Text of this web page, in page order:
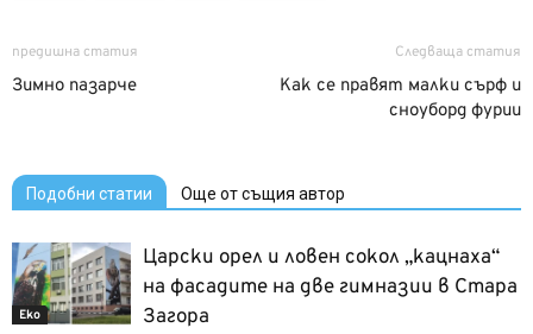
предишна статия
Зимно пазарче
Следваща статия
Как се правят малки сърф и
сноуборд фурии
Подобни статии Още от същия автор
Еко
Царски орел и ловен сокол „кацнаха“
на фасадите на две гимназии в Стара
Загора